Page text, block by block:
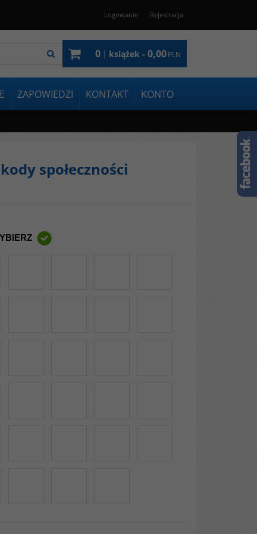
Logowanie Rejestracja
0 | książek - 0,00PLN
ZAPOWIEDZI KONTAKT KONTO
społeczności